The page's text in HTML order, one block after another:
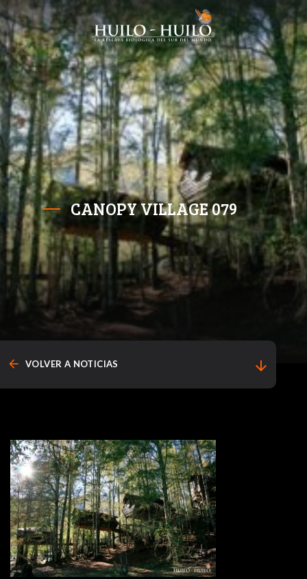
CANOPY VILLAGE 079
arrow_back VOLVER A NOTICIAS arrow_downward